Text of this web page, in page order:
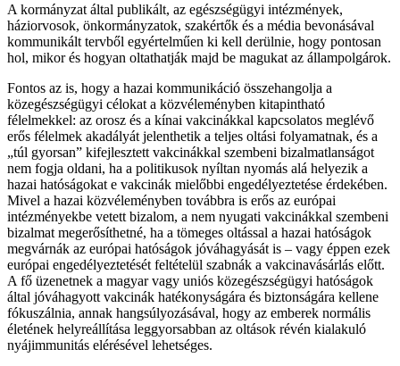
A kormányzat által publikált, az egészségügyi intézmények,
háziorvosok, önkormányzatok, szakértők és a média bevonásával
kommunikált tervből egyértelműen ki kell derülnie, hogy pontosan
hol, mikor és hogyan oltathatják majd be magukat az állampolgárok.
Fontos az is, hogy a hazai kommunikáció összehangolja a
közegészségügyi célokat a közvéleményben kitapintható
félelmekkel: az orosz és a kínai vakcinákkal kapcsolatos meglévő
erős félelmek akadályát jelenthetik a teljes oltási folyamatnak, és a
„túl gyorsan” kifejlesztett vakcinákkal szembeni bizalmatlanságot
nem fogja oldani, ha a politikusok nyíltan nyomás alá helyezik a
hazai hatóságokat e vakcinák mielőbbi engedélyeztetése érdekében.
Mivel a hazai közvéleményben továbbra is erős az európai
intézményekbe vetett bizalom, a nem nyugati vakcinákkal szembeni
bizalmat megerősíthetné, ha a tömeges oltással a hazai hatóságok
megvárnák az európai hatóságok jóváhagyását is – vagy éppen ezek
európai engedélyeztetését feltételül szabnák a vakcinavásárlás előtt.
A fő üzenetnek a magyar vagy uniós közegészségügyi hatóságok
által jóváhagyott vakcinák hatékonyságára és biztonságára kellene
fókuszálnia, annak hangsúlyozásával, hogy az emberek normális
életének helyreállítása leggyorsabban az oltások révén kialakuló
nyájimmunitás elérésével lehetséges.